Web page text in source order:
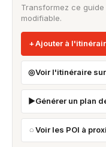
Transformez ce
modifiable.
Ajouter à
Voir l'itinéraire
Générer un plan
Voir les POI à